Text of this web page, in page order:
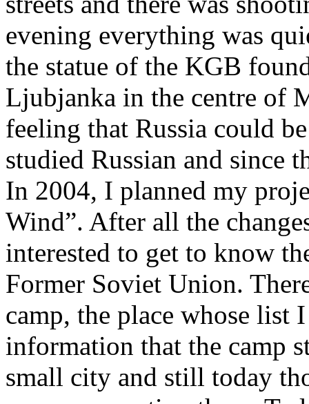
evening everything was
the statue of the KGB
Ljubjanka in the centre of
feeling that Russia could
studied Russian and since
In 2004, I planned my
Wind”. After all the
interested to get to know
Former Soviet Union.
camp, the place whose list
information that the camp
small city and still today